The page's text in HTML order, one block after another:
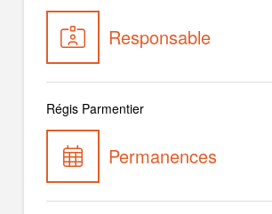
Responsable
Régis Parmentier
Permanences